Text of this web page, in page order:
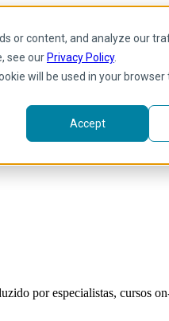
or content, and analyze our
see our Privacy Policy.
will be used in your
Accept
por especialistas, cursos